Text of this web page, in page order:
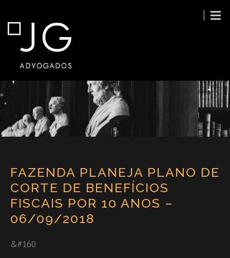
FAZENDA PLANEJA PLANO DE
CORTE DE BENEFÍCIOS
FISCAIS POR 10 ANOS –
06/09/2018
&#160